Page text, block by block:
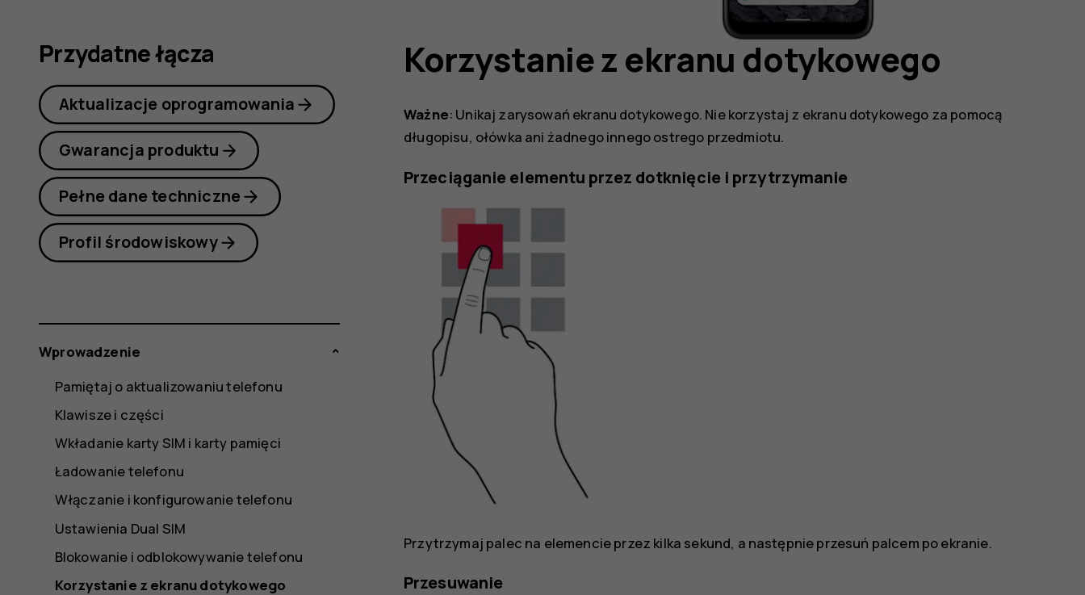
Korzystanie z ekranu dotykowego
Ważne: Unikaj zarysowań ekranu dotykowego. Nie korzystaj z ekranu dotykowego za pomocą
długopisu, ołówka ani żadnego innego ostrego przedmiotu.
Przeciąganie elementu przez dotknięcie i przytrzymanie
Przytrzymaj palec na elemencie przez kilka sekund, a następnie przesuń palcem po ekranie.
Przesuwanie
Przydatne łącza
Aktualizacje oprogramowania
Gwarancja produktu
Pełne dane techniczne
Profil środowiskowy
Wprowadzenie
Pamiętaj o aktualizowaniu telefonu
Klawisze i części
Wkładanie karty SIM i karty pamięci
Ładowanie telefonu
Włączanie i konfigurowanie telefonu
Ustawienia Dual SIM
Blokowanie i odblokowywanie telefonu
Korzystanie z ekranu dotykowego